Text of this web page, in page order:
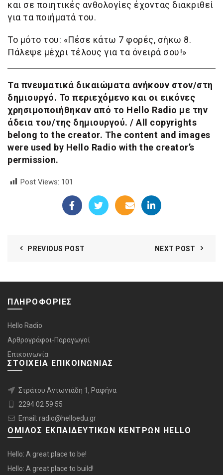
και σε ποιητικές ανθολογίες έχοντας διακριθεί
για τα ποιήματά του.
Το μότο του: «Πέσε κάτω 7 φορές, σήκω 8.
Πάλεψε μέχρι τέλους για τα όνειρά σου!»
Τα πνευματικά δικαιώματα ανήκουν στον/στη
δημιουργό. Το περιεχόμενο και οι εικόνες
χρησιμοποιήθηκαν από το Hello Radio με την
άδεια του/της δημιουργού. / All copyrights
belong to the creator. The content and images
were used by Hello Radio with the creator’s
permission.
Post Views: 101
PREVIOUS POST NEXT POST
ΠΛΗΡΟΦΟΡΙΕΣ
Hello Radio
Αρθρογράφοι-Παραγωγοί
Επικοινωνία
ΣΤΟΙΧΕΙΑ ΕΠΙΚΟΙΝΩΝΙΑΣ
Στράτου Αντωνιάδη 1, Ραφήνα
2294 02 59 55
Email: radio@helloedu.gr
ΟΜΙΛΟΣ ΕΚΠΑΙΔΕΥΤΙΚΩΝ ΚΕΝΤΡΩΝ HELLO
Hello: A great place to be!
Hello: A great place to build!